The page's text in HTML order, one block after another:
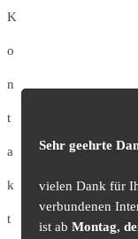
K
o
n
t
a
k
t
Sehr geehrte
vielen Dank für
verbundenen
ist ab Montag,